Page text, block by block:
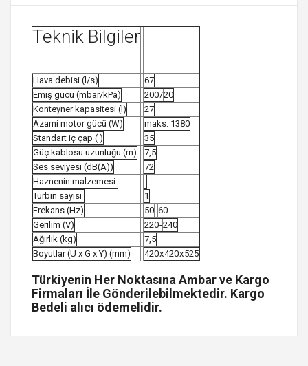
Teknik Bilgiler
Hava debisi (l/s)
67
Emiş gücü (mbar/kPa)
200/20
Konteyner kapasitesi (l)
27
Azami motor gücü (W)
maks. 1380
Standart iç çap ( )
35
Güç kablosu uzunluğu (m)
7,5
Ses seviyesi (dB(A))
72
Haznenin malzemesi
Türbin sayısı
1
Frekans (Hz)
50-60
Gerilim (V)
220-240
Ağırlık (kg)
7,5
Boyutlar (U x G x Y) (mm)
420x420x525
Türkiyenin Her Noktasına Ambar ve Kargo
Firmaları İle Gönderilebilmektedir. Kargo
Bedeli alıcı ödemelidir.